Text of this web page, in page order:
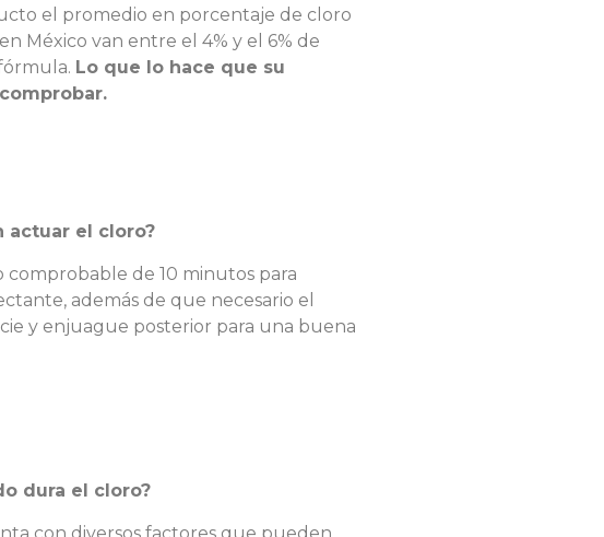
el promedio en porcentaje de cloro
México van entre el 4% y el 6% de
Lo que lo hace que su
actuar el cloro?
de 10 minutos para
además de que necesario el
y enjuague posterior para una buena
dura el cloro?
con diversos factores que pueden